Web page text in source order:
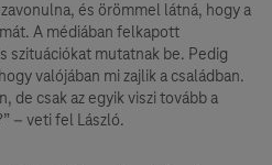
és örömmel látná, hogy a
A médiában felkapott
szituációkat mutatnak be. Pedig
valójában mi zajlik a családban.
de csak az egyik viszi tovább a
– veti fel László.